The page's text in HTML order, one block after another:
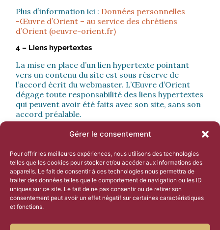
Gérer le consentement
Pour offrir les meilleures expériences, nous utilisons des technologies
telles que les cookies pour stocker et/ou accéder aux informations des
appareils. Le fait de consentir à ces technologies nous permettra de
traiter des données telles que le comportement de navigation ou les ID
uniques sur ce site. Le fait de ne pas consentir ou de retirer son
consentement peut avoir un effet négatif sur certaines caractéristiques
et fonctions.
Plus d’information ici : Données personnelles
-Œuvre d’Orient – au service des chrétiens
d’Orient (oeuvre-orient.fr)
4 – Liens hypertextes
La mise en place d’un lien hypertexte pointant
vers un contenu du site est sous réserve de
l’accord écrit du webmaster. L’Œuvre d’Orient
dégage toute responsabilité des liens hypertextes
qui peuvent avoir été faits avec son site, sans son
accord préalable.
5 – Droits d’auteurs
partielle, des pages, des données, d’images et de
tout autre élément constitutif au site, par quelque
procédé ou support que ce soit, est interdite et
constitue sans autorisation de l’éditeur une
contrefaçon.